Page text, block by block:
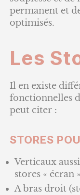
permanent et
optimisés.
Les
Il en existe
fonctionnelles
peut citer :
STORES
Verticaux
stores « écran
A bras droit